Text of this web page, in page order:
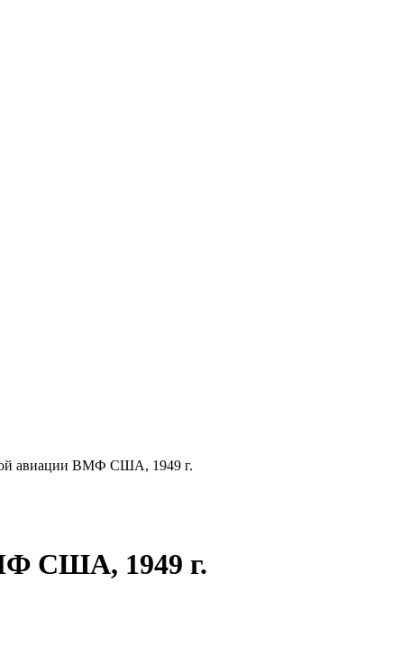
авиации ВМФ США, 1949 г.
США, 1949 г.